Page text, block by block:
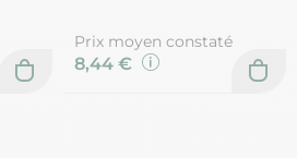
Prix moyen constaté
8,44 €